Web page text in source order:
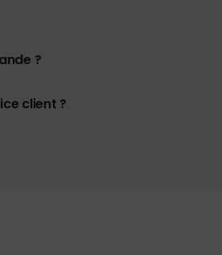
?
client ?